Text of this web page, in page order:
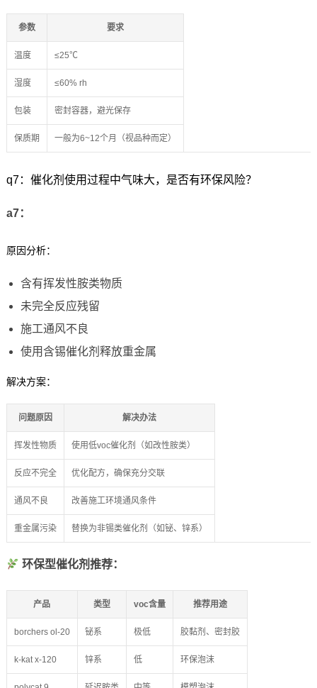
参数 要求
温度 ≤25℃
湿度 ≤60% rh
包装 密封容器，避光保存
保质期 一般为6~12个月（视品种而定）
q7：催化剂使用过程中气味大，是否有环保风险？
a7：
原因分析：
含有挥发性胺类物质
未完全反应残留
施工通风不良
使用含锡催化剂释放重金属
解决方案：
问题原因 解决办法
挥发性物质 使用低voc催化剂（如改性胺类）
反应不完全 优化配方，确保充分交联
通风不良 改善施工环境通风条件
重金属污染 替换为非锡类催化剂（如铋、锌系）
环保型催化剂推荐：
产品 类型 voc含量 推荐用途
borchers ol-20 铋系 极低 胶黏剂、密封胶
k-kat x-120 锌系 低 环保泡沫